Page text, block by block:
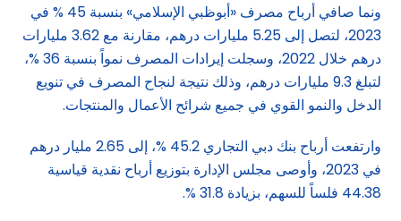
ونما صافي أرباح مصرف «أبوظبي الإسلامي» بنسبة 45 % في
2023، لتصل إلى 5.25 مليارات درهم، مقارنة مع 3.62 مليارات
درهم خلال 2022، وسجلت إيرادات المصرف نمواً بنسبة 36 %،
لتبلغ 9.3 مليارات درهم، وذلك نتيجة لنجاح المصرف في تنويع
الدخل والنمو القوي في جميع شرائح الأعمال والمنتجات.
وارتفعت أرباح بنك دبي التجاري 45.2 %، إلى 2.65 مليار درهم
في 2023، وأوصى مجلس الإدارة بتوزيع أرباح نقدية قياسية
44.38 فلساً للسهم، بزيادة 31.8 %.